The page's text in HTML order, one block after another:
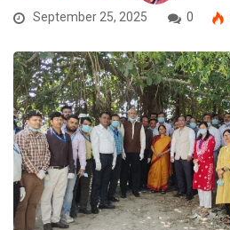
September 25, 2025 0